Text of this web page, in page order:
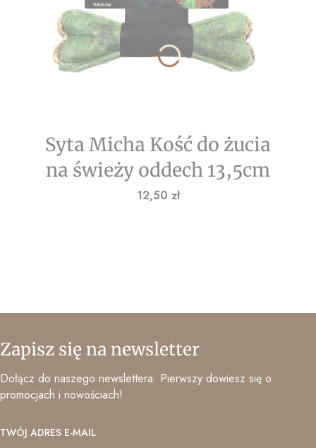
Syta Micha Kość do żucia
na świeży oddech 13,5cm
Cena
12,50 zł
Zapisz się na newsletter
Dołącz do naszego newslettera. Pierwszy dowiesz się o
promocjach i nowościach!
TWÓJ ADRES E-MAIL